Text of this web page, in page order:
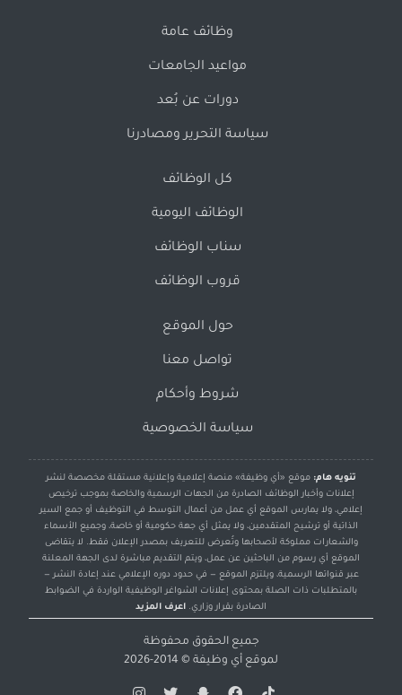
وظائف عامة
مواعيد الجامعات
دورات عن بُعد
سياسة التحرير ومصادرنا
كل الوظائف
الوظائف اليومية
سناب الوظائف
قروب الوظائف
حول الموقع
تواصل معنا
شروط وأحكام
سياسة الخصوصية
تنويه هام: موقع «أي وظيفة» منصة إعلامية وإعلانية مستقلة مخصصة لنشر
إعلانات وأخبار الوظائف الصادرة من الجهات الرسمية والخاصة بموجب ترخيص
إعلامي، ولا يمارس الموقع أي عمل من أعمال التوسط في التوظيف أو جمع السير
الذاتية أو ترشيح المتقدمين، ولا يمثل أي جهة حكومية أو خاصة، وجميع الأسماء
والشعارات مملوكة لأصحابها وتُعرض للتعريف بمصدر الإعلان فقط. لا يتقاضى
الموقع أي رسوم من الباحثين عن عمل، ويتم التقديم مباشرة لدى الجهة المعلنة
عبر قنواتها الرسمية، ويلتزم الموقع — في حدود دوره الإعلامي عند إعادة النشر —
بالمتطلبات ذات الصلة بمحتوى إعلانات الشواغر الوظيفية الواردة في الضوابط
الصادرة بقرار وزاري. اعرف المزيد
جميع الحقوق محفوظة
لموقع أي وظيفة © 2014-2026